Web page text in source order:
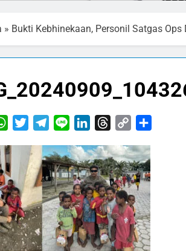
» Bukti Kebhinekaan, Personil Satgas
WhatsApp
TwitterTelegram
Line LinkedInThreads
Copy